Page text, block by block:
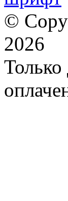
©
2026
Только